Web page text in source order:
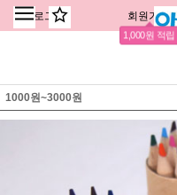
로그인 회원가입
1,000원 적립
1000원~3000원